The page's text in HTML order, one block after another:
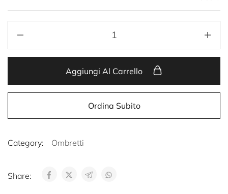
Aggiungi Al Carrello
Ordina Subito
Category: Ombretti
Share: